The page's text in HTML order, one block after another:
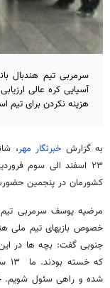
سرمربی تیم هندبال
آسیایی کره عالی
هزینه نکردن برای تیم
به گزارش خبرنگار مهر،
۲۳ اسفند الی سوم
کشورمان در پنجمین
مرضیه یوسف سرمربی تیم
خصوص بازیهای تیم ملی
جنوبی گفت: بچه ها در این
شده و راهی سئول شویم.